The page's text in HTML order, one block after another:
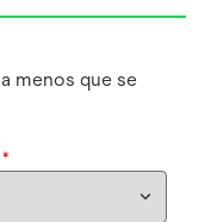
a menos que se
*